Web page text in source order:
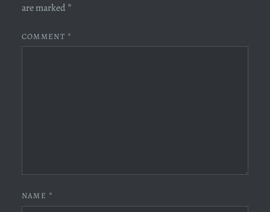
are marked *
COMMENT *
NAME *